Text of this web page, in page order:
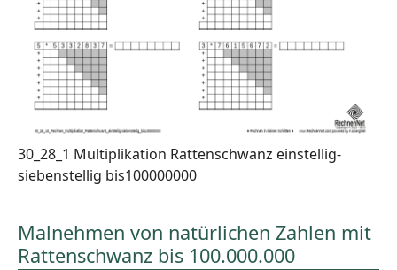
30_28_1 Multiplikation Rattenschwanz einstellig-
siebenstellig bis100000000
Malnehmen von natürlichen Zahlen mit
Rattenschwanz bis 100.000.000